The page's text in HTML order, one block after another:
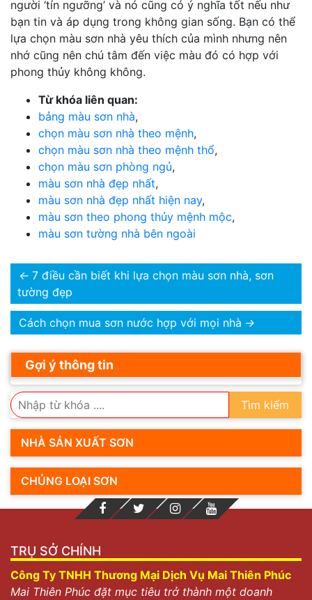
người ‘tín ngưỡng’ và nó cũng có ý nghĩa tốt nếu như
bạn tin và áp dụng trong không gian sống. Bạn có thể
lựa chọn màu sơn nhà yêu thích của mình nhưng nên
nhớ cũng nên chú tâm đến việc màu đó có hợp với
phong thủy không không.
Từ khóa liên quan:
bảng màu sơn nhà,
chọn màu sơn nhà theo mệnh,
chọn màu sơn nhà theo mệnh thổ,
chọn màu sơn phòng ngủ,
màu sơn nhà đẹp nhất,
màu sơn nhà đẹp nhất hiện nay,
màu sơn theo phong thủy mệnh mộc,
màu sơn tường nhà bên ngoài
← 7 điều cần biết khi lựa chọn màu sơn nhà, sơn
tường đẹp
Cách chọn mua sơn nước hợp với mọi nhà →
Gợi ý thông tin
Tìm kiếm
NHÀ SẢN XUẤT SƠN
CHỦNG LOẠI SƠN
TRỤ SỞ CHÍNH
Công Ty TNHH Thương Mại Dịch Vụ Mai Thiên Phúc
Mai Thiên Phúc đặt mục tiêu trở thành một doanh